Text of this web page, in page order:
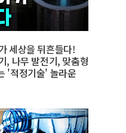
세상을 뒤흔들다!
, 나무 발전기, 맞춤형
'적정기술' 놀라운